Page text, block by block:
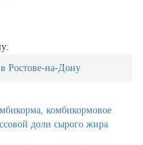
Ростове-на-Дону
комбикормовое
доли сырого жира